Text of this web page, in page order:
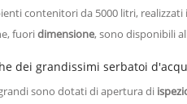
contenitori da 5000 litri,
fuoridimensione, sono disponibili
dei grandissimi serbatoi
sono dotati di apertura di